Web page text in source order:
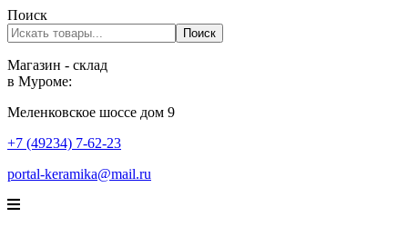
Поиск
Поиск
Магазин - склад
в Муроме:
Меленковское шоссе дом 9
+7 (49234) 7-62-23
portal-keramika@mail.ru